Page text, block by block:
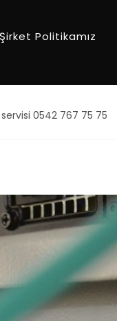
Şirket Politikamız
0542 767 75 75